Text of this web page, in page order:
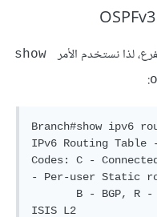
لذا نستخدم الأمر
show
:
Branch#show ipv6
IPv6 Routing
Codes: C -
- Per-user Static
ISIS L2